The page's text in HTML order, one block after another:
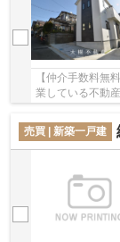
【仲介手数料無
業している不動
売買 | 新築一戸建